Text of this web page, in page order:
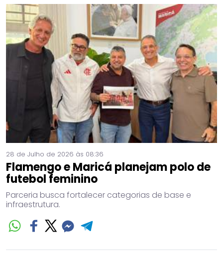
28 de Julho de 2026 às 08:36
Flamengo e Maricá planejam polo de
futebol feminino
Parceria busca fortalecer categorias de base e
infraestrutura.